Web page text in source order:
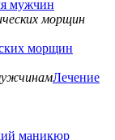
мужчин
морщин
Лечение
маникюр